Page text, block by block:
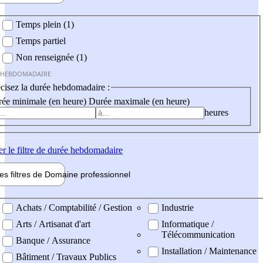
Temps plein (1)
Temps partiel
Non renseignée (1)
la durée hebdomadaire :
minimale (en heure) Durée maximale (en heure)
heures
le filtre de durée hebdomadaire
filtres de Domaine professionnel
professionel
Achats / Comptabilité / Gestion
Arts / Artisanat d'art
Banque / Assurance
Bâtiment / Travaux Publics
Industrie
Informatique /
Télécommunication
Installation / Maintenance